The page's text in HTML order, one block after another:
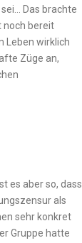
Das brachte
noch bereit
Leben wirklich
Züge an,
es aber so, dass
als
sehr konkret
Gruppe hatte